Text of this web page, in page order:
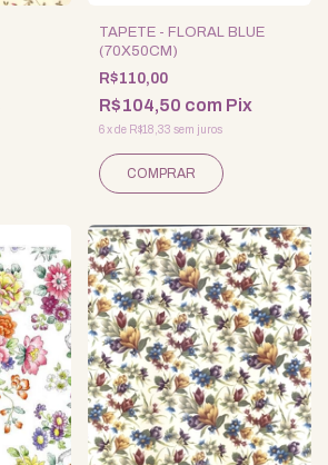
TAPETE - FLORAL BLUE
(70X50CM)
R$110,00
R$104,50 com Pix
6 xde R$18,33 sem juros